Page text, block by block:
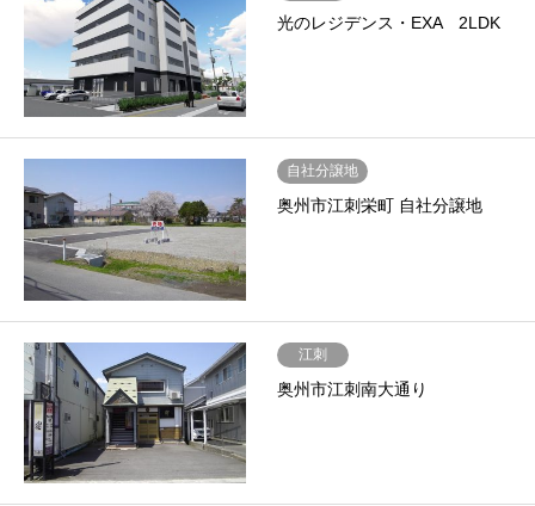
光のレジデンス・EXA 2LDK
自社分譲地
奥州市江刺栄町 自社分譲地
江刺
奥州市江刺南大通り